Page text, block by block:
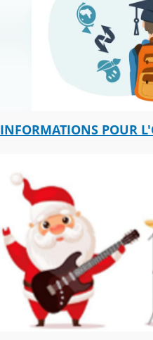
INFORMATIONS POUR